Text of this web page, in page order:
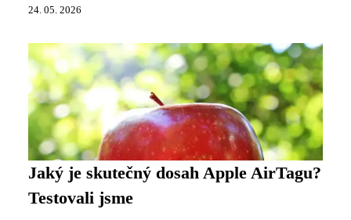
24. 05. 2026
Jaký je skutečný dosah Apple AirTagu?
Testovali jsme